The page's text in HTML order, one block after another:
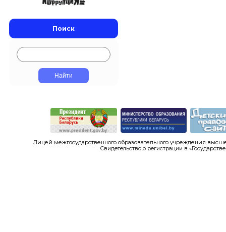
Поиск
Лицей межгосударственного образовательного учреждения
Свидетельство о регистрации в